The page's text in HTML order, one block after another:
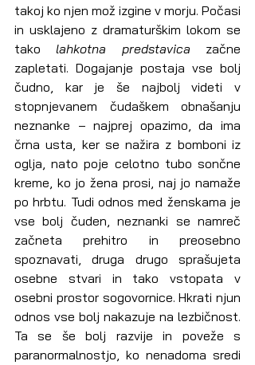
takoj ko njen mož izgine v morju. Počasi
in usklajeno z dramaturškim lokom se
tako lahkotna predstavica začne
zapletati. Dogajanje postaja vse bolj
čudno, kar je še najbolj videti v
stopnjevanem čudaškem obnašanju
neznanke – najprej opazimo, da ima
črna usta, ker se nažira z bomboni iz
oglja, nato poje celotno tubo sončne
kreme, ko jo žena prosi, naj jo namaže
po hrbtu. Tudi odnos med ženskama je
vse bolj čuden, neznanki se namreč
začneta prehitro in preosebno
spoznavati, druga drugo sprašujeta
osebne stvari in tako vstopata v
osebni prostor sogovornice. Hkrati njun
odnos vse bolj nakazuje na lezbičnost.
Ta se še bolj razvije in poveže s
paranormalnostjo, ko nenadoma sredi